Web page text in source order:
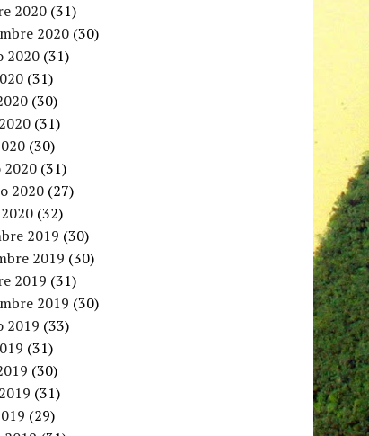
2020 (31)
2020 (30)
2020 (31)
(31)
(30)
(31)
(30)
2020 (31)
2020 (27)
(32)
2019 (30)
2019 (30)
2019 (31)
2019 (30)
2019 (33)
(31)
(30)
(31)
(29)